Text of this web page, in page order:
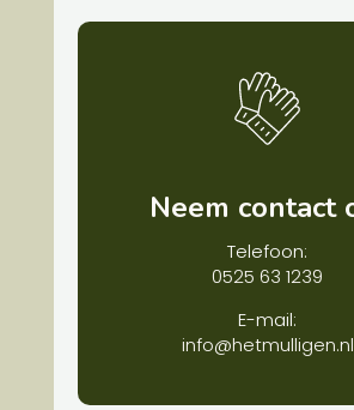
Neem contact
Telefoon:
0525 63 1239
E-mail:
info@hetmulligen.nl